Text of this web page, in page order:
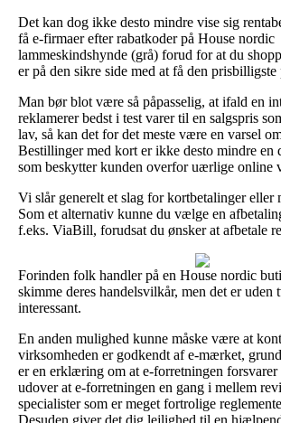
Det kan dog ikke desto mindre vise sig
få e-firmaer efter rabatkoder på House nordic
lammeskindshynde (grå) forud for at du
er på den sikre side med at få den prisbilligste
Man bør blot være så påpasselig, at ifald en
reklamerer bedst i test varer til en salgspris
lav, så kan det for det meste være en varsel
Bestillinger med kort er ikke desto mindre en
som beskytter kunden overfor uærlige online
Vi slår generelt et slag for kortbetalinger eller
Som et alternativ kunne du vælge en
f.eks. ViaBill, forudsat du ønsker at afbetale
Forinden folk handler på en House nordic
skimme deres handelsvilkår, men det er uden
interessant.
En anden mulighed kunne måske være at
virksomheden er godkendt af e-mærket,
er en erklæring om at e-forretningen forsvarer
udover at e-forretningen en gang i mellem
specialister som er meget fortrolige
Desuden giver det dig lejlighed til en